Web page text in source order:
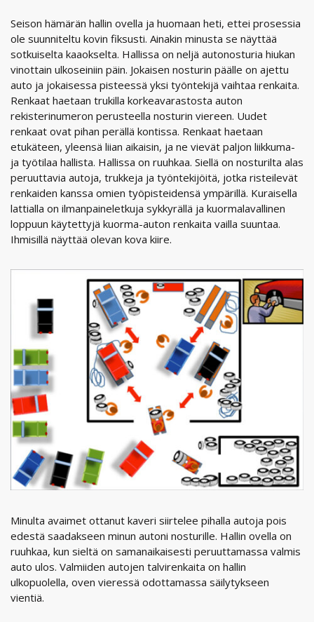
Seison hämärän hallin ovella ja huomaan heti, ettei prosessia
ole suunniteltu kovin fiksusti. Ainakin minusta se näyttää
sotkuiselta kaaokselta. Hallissa on neljä autonosturia hiukan
vinottain ulkoseiniin päin. Jokaisen nosturin päälle on ajettu
auto ja jokaisessa pisteessä yksi työntekijä vaihtaa renkaita.
Renkaat haetaan trukilla korkeavarastosta auton
rekisterinumeron perusteella nosturin viereen. Uudet
renkaat ovat pihan perällä kontissa. Renkaat haetaan
etukäteen, yleensä liian aikaisin, ja ne vievät paljon liikkuma-
ja työtilaa hallista. Hallissa on ruuhkaa. Siellä on nosturilta alas
peruuttavia autoja, trukkeja ja työntekijöitä, jotka risteilevät
renkaiden kanssa omien työpisteidensä ympärillä. Kuraisella
lattialla on ilmanpaineletkuja sykkyrällä ja kuormalavallinen
loppuun käytettyjä kuorma-auton renkaita vailla suuntaa.
Ihmisillä näyttää olevan kova kiire.
Minulta avaimet ottanut kaveri siirtelee pihalla autoja pois
edestä saadakseen minun autoni nosturille. Hallin ovella on
ruuhkaa, kun sieltä on samanaikaisesti peruuttamassa valmis
auto ulos. Valmiiden autojen talvirenkaita on hallin
ulkopuolella, oven vieressä odottamassa säilytykseen
vientiä.